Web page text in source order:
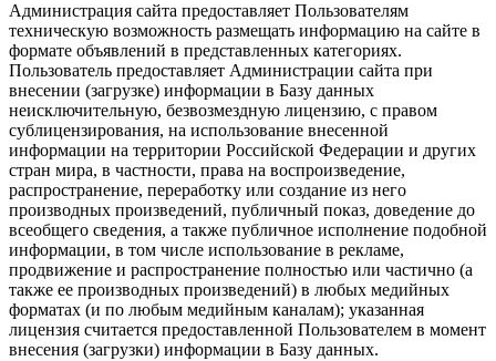
Администрация сайта предоставляет Пользователям
техническую возможность размещать информацию на сайте в
формате объявлений в представленных категориях.
Пользователь предоставляет Администрации сайта при
внесении (загрузке) информации в Базу данных
неисключительную, безвозмездную лицензию, с правом
сублицензирования, на использование внесенной
информации на территории Российской Федерации и других
стран мира, в частности, права на воспроизведение,
распространение, переработку или создание из него
производных произведений, публичный показ, доведение до
всеобщего сведения, а также публичное исполнение подобной
информации, в том числе использование в рекламе,
продвижение и распространение полностью или частично (а
также ее производных произведений) в любых медийных
форматах (и по любым медийным каналам); указанная
лицензия считается предоставленной Пользователем в момент
внесения (загрузки) информации в Базу данных.